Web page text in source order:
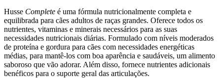
Husse Complete é uma fórmula nutricionalmente completa e
equilibrada para cães adultos de raças grandes. Oferece todos os
nutrientes, vitaminas e minerais necessários para as suas
necessidades nutricionais diárias. Formulado com níveis moderados
de proteína e gordura para cães com necessidades energéticas
médias, para mantê-los com boa aparência e saudáveis, um alimento
saboroso que vão adorar. Além disso, fornece nutrientes adicionais
benéficos para o suporte geral das articulações.